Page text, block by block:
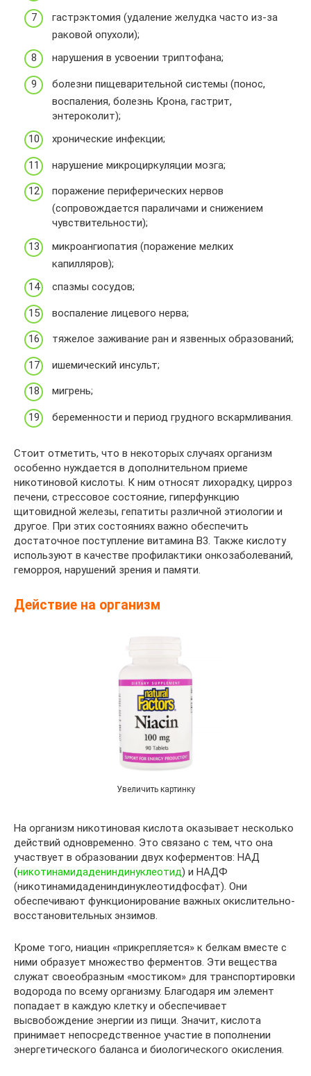
гастрэктомия (удаление желудка часто из-за
раковой опухоли);
нарушения в усвоении триптофана;
болезни пищеварительной системы (понос,
воспаления, болезнь Крона, гастрит,
энтероколит);
хронические инфекции;
нарушение микроциркуляции мозга;
поражение периферических нервов
(сопровождается параличами и снижением
чувствительности);
микроангиопатия (поражение мелких
капилляров);
спазмы сосудов;
воспаление лицевого нерва;
тяжелое заживание ран и язвенных образований;
ишемический инсульт;
мигрень;
беременности и период грудного вскармливания.
Стоит отметить, что в некоторых случаях организм
особенно нуждается в дополнительном приеме
никотиновой кислоты. К ним относят лихорадку, цирроз
печени, стрессовое состояние, гиперфункцию
щитовидной железы, гепатиты различной этиологии и
другое. При этих состояниях важно обеспечить
достаточное поступление витамина B3. Также кислоту
используют в качестве профилактики онкозаболеваний,
геморроя, нарушений зрения и памяти.
Действие на организм
Увеличить картинку
На организм никотиновая кислота оказывает несколько
действий одновременно. Это связано с тем, что она
участвует в образовании двух коферментов: НАД
(никотинамидадениндинуклеотид) и НАДФ
(никотинамидадениндинуклеотидфосфат). Они
обеспечивают функционирование важных окислительно-
восстановительных энзимов.
Кроме того, ниацин «прикрепляется» к белкам вместе с
ними образует множество ферментов. Эти вещества
служат своеобразным «мостиком» для транспортировки
водорода по всему организму. Благодаря им элемент
попадает в каждую клетку и обеспечивает
высвобождение энергии из пищи. Значит, кислота
принимает непосредственное участие в пополнении
энергетического баланса и биологического окисления.